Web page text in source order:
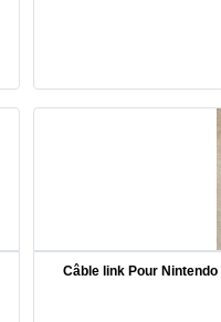
Câble link Pour